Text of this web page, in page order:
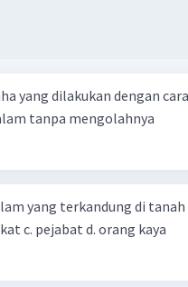
yang dilakukan dengan
tanpa mengolahnya
yang terkandung di tanah
c. pejabat d. orang kaya